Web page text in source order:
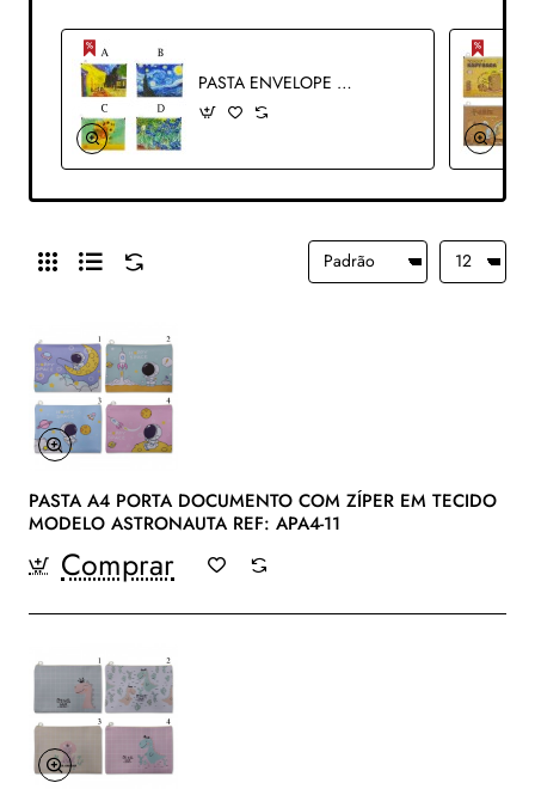
PASTA ENVELOPE A4 COM ZÍPER EM PLÁSTICO REF: AP6110
PASTA A4 PORTA DOCUMENTO COM ZÍPER EM TECIDO
MODELO ASTRONAUTA REF: APA4-11
Comprar